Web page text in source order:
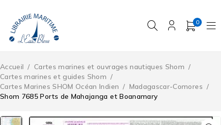
0
Accueil / Cartes marines et ouvrages nautiques Shom /
Cartes marines et guides Shom /
Cartes Marines SHOM Océan Indien / Madagascar-Comores /
Shom 7685 Ports de Mahajanga et Boanamary